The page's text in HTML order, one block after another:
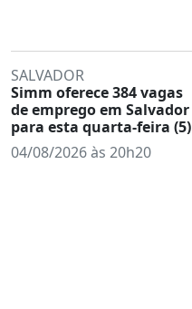
SALVADOR
Simm oferece 384 vagas
de emprego em Salvador
para esta quarta-feira (5)
04/08/2026 às 20h20